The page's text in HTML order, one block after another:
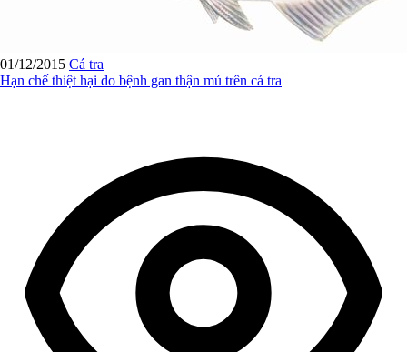
01/12/2015 Cá tra
Hạn chế thiệt hại do bệnh gan thận mủ trên cá tra